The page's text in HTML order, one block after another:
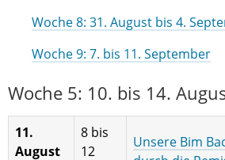
Woche 8: 31. August bis 4.
Woche 9: 7. bis 11. September
Woche 5: 10. bis 14.
11.
August
8 bis
12
Unsere Bim